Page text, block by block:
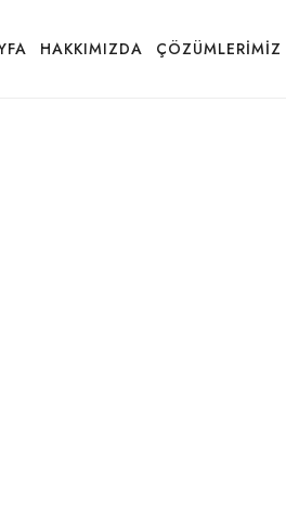
HAKKIMIZDA ÇÖZÜMLERIMIZ